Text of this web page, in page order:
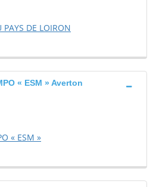
PAYS DE LOIRON
« ESM » Averton
« ESM »